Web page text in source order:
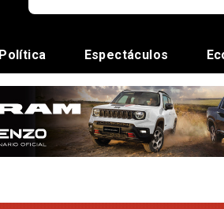
Política Espectáculos